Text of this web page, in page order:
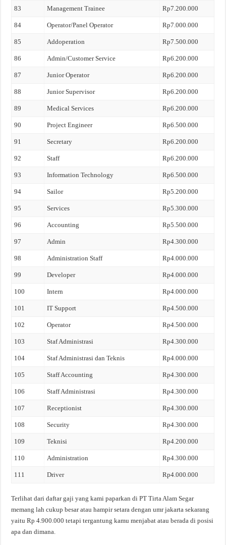
83 Management Trainee Rp7.200.000
84 Operator/Panel Operator Rp7.000.000
85 Addoperation Rp7.500.000
86 Admin/Customer Service Rp6.200.000
87 Junior Operator Rp6.200.000
88 Junior Supervisor Rp6.200.000
89 Medical Services Rp6.200.000
90 Project Engineer Rp6.500.000
91 Secretary Rp6.200.000
92 Staff Rp6.200.000
93 Information Technology Rp6.500.000
94 Sailor Rp5.200.000
95 Services Rp5.300.000
96 Accounting Rp5.500.000
97 Admin Rp4.300.000
98 Administration Staff Rp4.000.000
99 Developer Rp4.000.000
100 Intern Rp4.000.000
101 IT Support Rp4.500.000
102 Operator Rp4.500.000
103 Staf Administrasi Rp4.300.000
104 Staf Administrasi dan Teknis Rp4.000.000
105 Staff Accounting Rp4.300.000
106 Staff Administrasi Rp4.300.000
107 Receptionist Rp4.300.000
108 Security Rp4.300.000
109 Teknisi Rp4.200.000
110 Administration Rp4.300.000
111 Driver Rp4.000.000
Terlihat dari daftar gaji yang kami paparkan di PT Tirta Alam Segar
memang lah cukup besar atau hampir setara dengan umr jakarta sekarang
yaitu Rp 4.900.000 tetapi tergantung kamu menjabat atau berada di posisi
apa dan dimana.